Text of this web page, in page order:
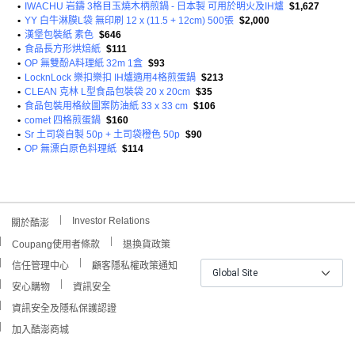
•
IWACHU 岩鑄 3格目玉燒木柄煎鍋 - 日本製 可用於明火及IH爐 $1,627
• YY 白牛淋膜L袋 無印刷 12 x (11.5 + 12cm) 500張 $2,000
• 漢堡包裝紙 素色 $646
• 食品長方形烘焙紙 $111
• OP 無雙酚A料理紙 32m 1盒 $93
• LocknLock 樂扣樂扣 IH爐適用4格煎蛋鍋 $213
• CLEAN 克林 L型食品包裝袋 20 x 20cm $35
• 食品包裝用格紋圖案防油紙 33 x 33 cm $106
• comet 四格煎蛋鍋 $160
• Sr 土司袋自製 50p + 土司袋橙色 50p $90
• OP 無漂白原色料理紙 $114
關於酷澎 Investor Relations
Coupang使用者條款
退換貨政策
信任管理中心
顧客隱私權政策通知
安心購物
資訊安全
資訊安全及隱私保護認證
加入酷澎商城
Global Site